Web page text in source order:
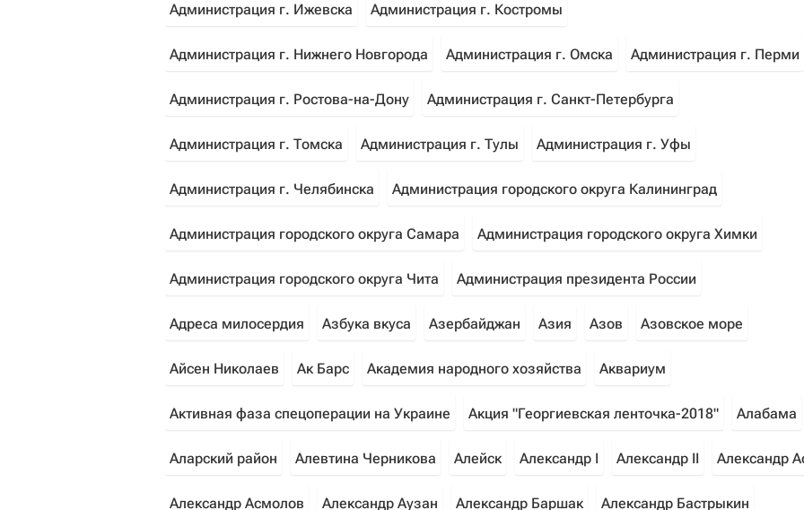
Администрация г. Ижевска Администрация г. Костромы
Администрация г. Нижнего Новгорода Администрация г. Омска Администрация г. Перми
Администрация г. Ростова-на-Дону Администрация г. Санкт-Петербурга
Администрация г. Томска Администрация г. Тулы Администрация г. Уфы
Администрация г. Челябинска Администрация городского округа Калининград
Администрация городского округа Самара Администрация городского округа Химки
Администрация городского округа Чита Администрация президента России
Адреса милосердия Азбука вкуса Азербайджан Азия Азов Азовское море
Айсен Николаев Ак Барс Академия народного хозяйства Аквариум
Активная фаза спецоперации на Украине Акция "Георгиевская ленточка-2018" Алабама
Аларский район Алевтина Черникова Алейск Александр I Александр II Александр
Александр Асмолов Александр Аузан Александр Баршак Александр Бастрыкин